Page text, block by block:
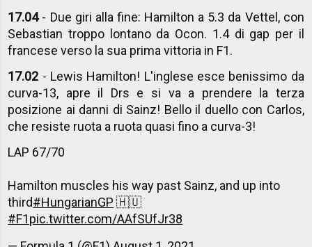
17.04- Due giri alla fine: Hamilton a 5.3 da Vettel, con
Sebastian troppo lontano da Ocon. 1.4 di gap per il
francese verso la sua prima vittoria in F1.
17.02 - Lewis Hamilton! L'inglese esce benissimo da
curva-13, apre il Drs e si va a prendere la terza
posizione ai danni di Sainz! Bello il duello con Carlos,
che resiste ruota a ruota quasi fino a curva-3!
LAP 67/70
Hamilton muscles his way past Sainz, and up into
third#HungarianGP 🇭🇺
#F1pic.twitter.com/AAfSUfJr38